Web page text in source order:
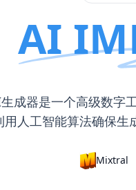
AI
成器是一个高级数字
用人工智能算法确保生
Mixtral